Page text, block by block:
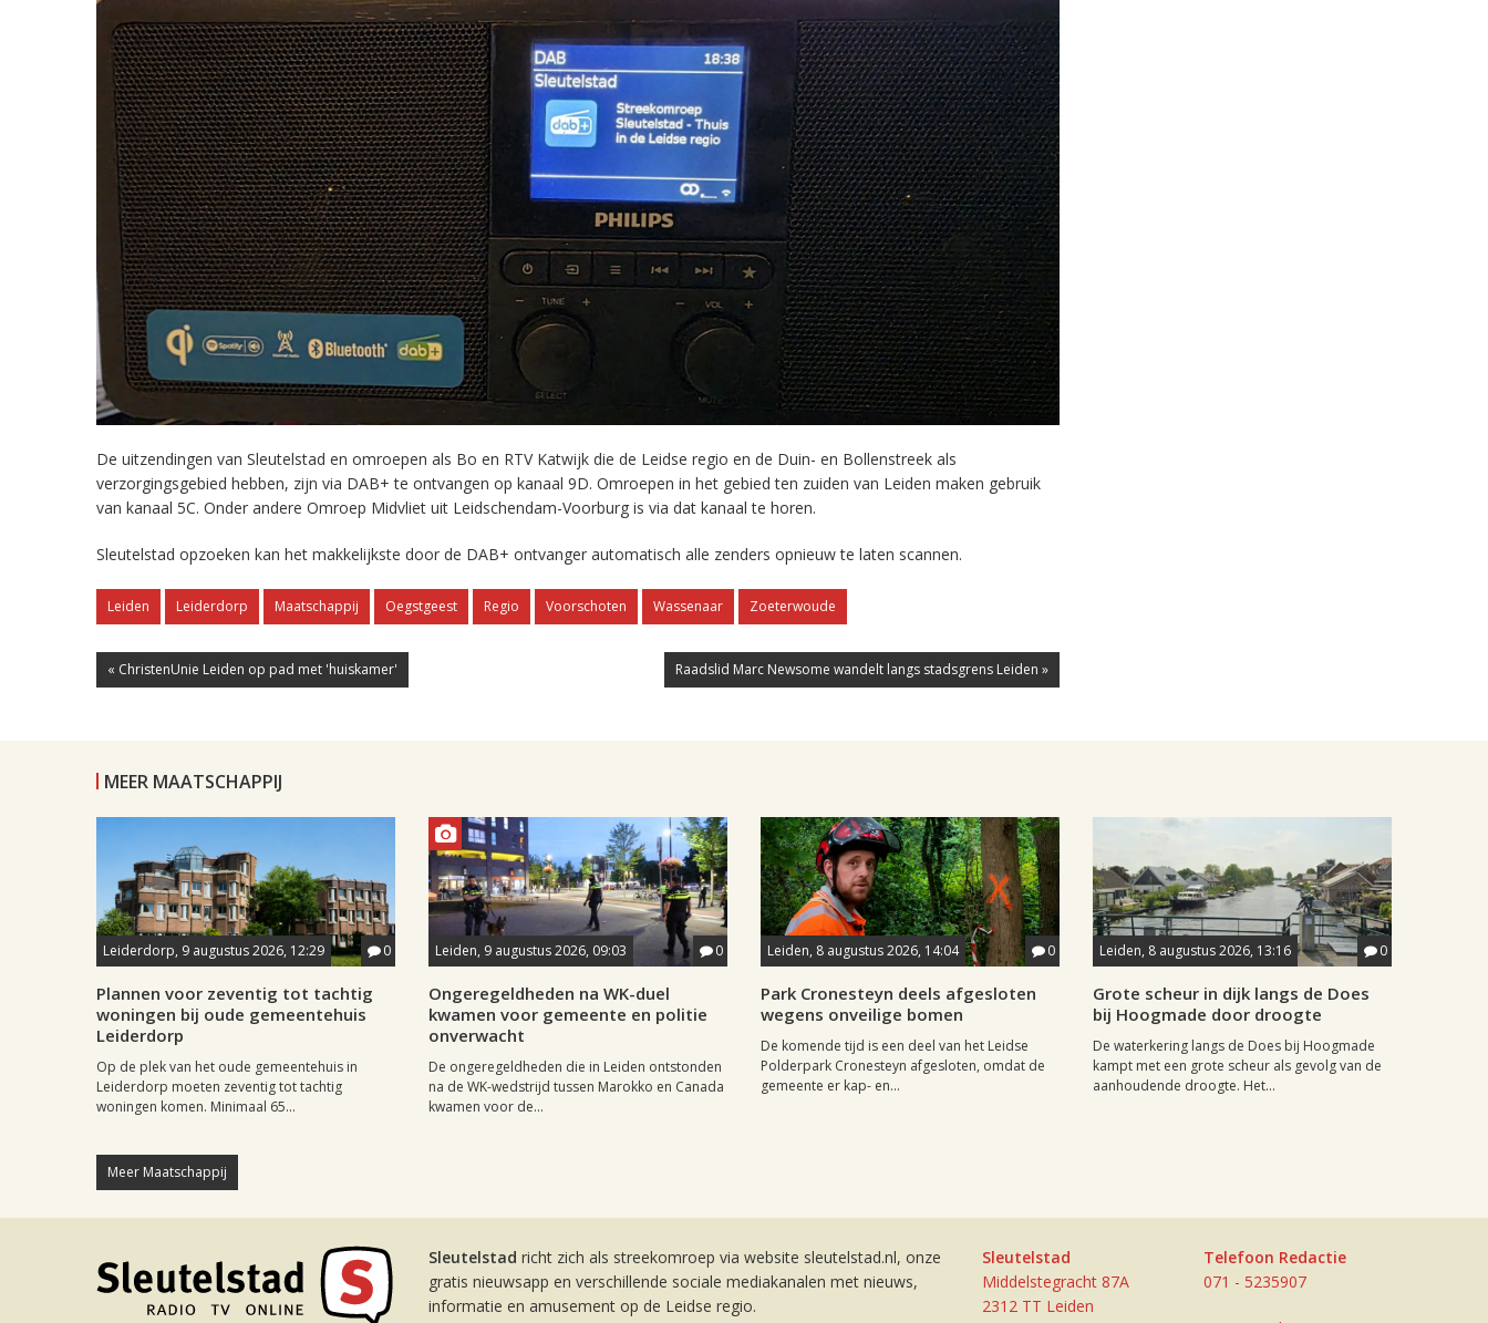
De uitzendingen van Sleutelstad en omroepen als Bo en RTV Katwijk die de Leidse regio en de Duin- en Bollenstreek als
verzorgingsgebied hebben, zijn via DAB+ te ontvangen op kanaal 9D. Omroepen in het gebied ten zuiden van Leiden maken gebruik
van kanaal 5C. Onder andere Omroep Midvliet uit Leidschendam-Voorburg is via dat kanaal te horen.
Sleutelstad opzoeken kan het makkelijkste door de DAB+ ontvanger automatisch alle zenders opnieuw te laten scannen.
Leiden Leiderdorp Maatschappij Oegstgeest Regio Voorschoten Wassenaar Zoeterwoude
« ChristenUnie Leiden op pad met 'huiskamer' Raadslid Marc Newsome wandelt langs stadsgrens Leiden »
MEER MAATSCHAPPIJ
Leiderdorp, 9 augustus 2026, 12:29 0
Plannen voor zeventig tot tachtig
woningen bij oude gemeentehuis
Leiderdorp
Op de plek van het oude gemeentehuis in
Leiderdorp moeten zeventig tot tachtig
woningen komen. Minimaal 65...
Leiden, 9 augustus 2026, 09:03 0
Ongeregeldheden na WK-duel
kwamen voor gemeente en politie
onverwacht
De ongeregeldheden die in Leiden ontstonden
na de WK-wedstrijd tussen Marokko en Canada
kwamen voor de...
Leiden, 8 augustus 2026, 14:04 0
Park Cronesteyn deels afgesloten
wegens onveilige bomen
De komende tijd is een deel van het Leidse
Polderpark Cronesteyn afgesloten, omdat de
gemeente er kap- en...
Leiden, 8 augustus 2026, 13:16 0
Grote scheur in dijk langs de Does
bij Hoogmade door droogte
De waterkering langs de Does bij Hoogmade
kampt met een grote scheur als gevolg van de
aanhoudende droogte. Het...
Meer Maatschappij
Sleutelstad richt zich als streekomroep via website sleutelstad.nl, onze
gratis nieuwsapp en verschillende sociale mediakanalen met nieuws,
informatie en amusement op de Leidse regio.
Sleutelstad
Middelstegracht 87A
2312 TT Leiden
Telefoon Redactie
071 - 5235907